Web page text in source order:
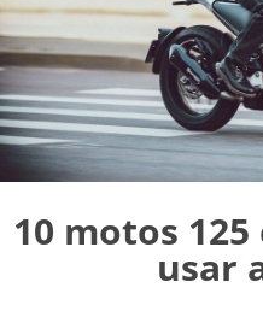
10 motos
usar